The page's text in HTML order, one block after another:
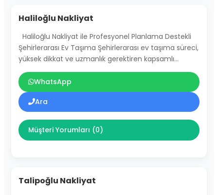
Haliloğlu Nakliyat
Haliloğlu Nakliyat ile Profesyonel Planlama Destekli
Şehirlerarası Ev Taşıma Şehirlerarası ev taşıma süreci,
yüksek dikkat ve uzmanlık gerektiren kapsamlı…
WhatsApp
Ara
Müşteri Yorumları (0)
Talipoğlu Nakliyat